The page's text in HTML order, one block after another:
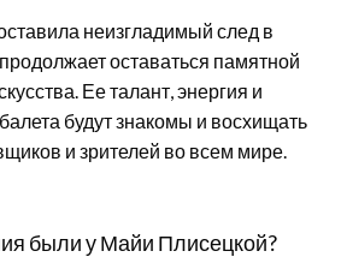
неизгладимый след в
оставаться памятной
Ее талант, энергия и
будут знакомы и восхищать
и зрителей во всем мире.
были у Майи Плисецкой?